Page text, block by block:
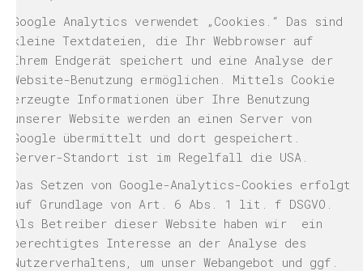
Google Analytics verwendet „Cookies.“ Das sind
kleine Textdateien, die Ihr Webbrowser auf
Ihrem Endgerät speichert und eine Analyse der
Website-Benutzung ermöglichen. Mittels Cookie
erzeugte Informationen über Ihre Benutzung
unserer Website werden an einen Server von
Google übermittelt und dort gespeichert.
Server-Standort ist im Regelfall die USA.
Das Setzen von Google-Analytics-Cookies erfolgt
auf Grundlage von Art. 6 Abs. 1 lit. f DSGVO.
Als Betreiber dieser Website haben wir ein
berechtigtes Interesse an der Analyse des
Nutzerverhaltens, um unser Webangebot und ggf.